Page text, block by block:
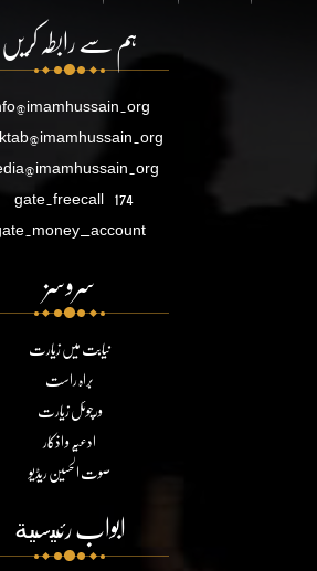
ہم سے رابطہ کریں
gate.freecall 174
سروسز
نیابت میں زیارت
براہ راست
ورچوئل زیارت
ادعیہ و اذکار
صوت الحسین ریڈیو
ابواب رئيسية